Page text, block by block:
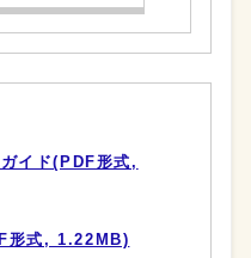
イド(PDF形式,
形式, 1.22MB)